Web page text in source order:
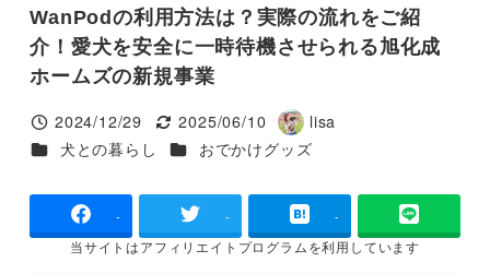
WanPodの利用方法は？実際の流れをご紹
介！愛犬を安全に一時待機させられる旭化成
ホームズの新規事業
投稿日
2024/12/29
更新日
2025/06/10
著
者
lisa
カテゴリー
犬との暮らし カテゴリー
おでかけグッズ
- - -
当サイトはアフィリエイトプログラムを利用しています